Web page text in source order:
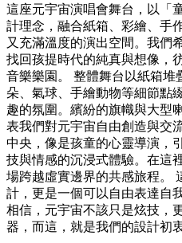
這座元宇宙演唱會舞台，以「
計理念，融合紙箱、彩繪、手
又充滿溫度的演出空間。我們
找回孩提時代的純真與想像，
音樂樂園。 整體舞台以紙箱
朵、氣球、手繪動物等細節點
趣的氛圍。繽紛的旗幟與大型
表我們對元宇宙自由創造與交
中央，像是孩童的心靈導演，
技與情感的沉浸式體驗。在這
場跨越虛實邊界的共感旅程。
計，更是一個可以自由表達自
相信，元宇宙不該只是炫技，
器，而這，就是我們的設計初衷